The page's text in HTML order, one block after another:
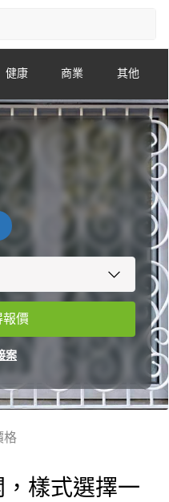
健康 商業 其他
報價
案
格
樣式選擇一